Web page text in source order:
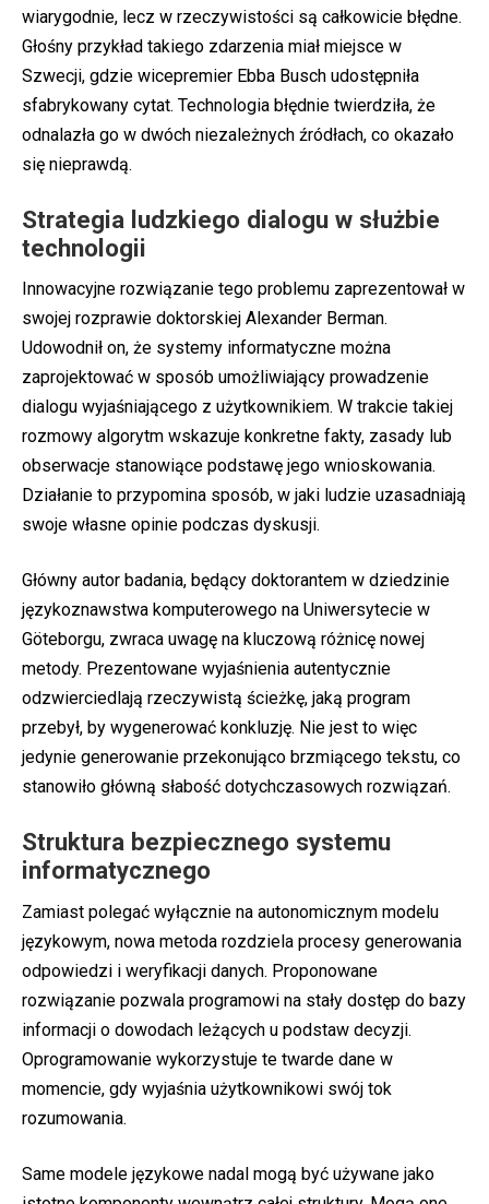
wiarygodnie, lecz w rzeczywistości są całkowicie błędne.
Głośny przykład takiego zdarzenia miał miejsce w
Szwecji, gdzie wicepremier Ebba Busch udostępniła
sfabrykowany cytat. Technologia błędnie twierdziła, że
odnalazła go w dwóch niezależnych źródłach, co okazało
się nieprawdą.
Strategia ludzkiego dialogu w służbie
technologii
Innowacyjne rozwiązanie tego problemu zaprezentował w
swojej rozprawie doktorskiej Alexander Berman.
Udowodnił on, że systemy informatyczne można
zaprojektować w sposób umożliwiający prowadzenie
dialogu wyjaśniającego z użytkownikiem. W trakcie takiej
rozmowy algorytm wskazuje konkretne fakty, zasady lub
obserwacje stanowiące podstawę jego wnioskowania.
Działanie to przypomina sposób, w jaki ludzie uzasadniają
swoje własne opinie podczas dyskusji.
Główny autor badania, będący doktorantem w dziedzinie
językoznawstwa komputerowego na Uniwersytecie w
Göteborgu, zwraca uwagę na kluczową różnicę nowej
metody. Prezentowane wyjaśnienia autentycznie
odzwierciedlają rzeczywistą ścieżkę, jaką program
przebył, by wygenerować konkluzję. Nie jest to więc
jedynie generowanie przekonująco brzmiącego tekstu, co
stanowiło główną słabość dotychczasowych rozwiązań.
Struktura bezpiecznego systemu
informatycznego
Zamiast polegać wyłącznie na autonomicznym modelu
językowym, nowa metoda rozdziela procesy generowania
odpowiedzi i weryfikacji danych. Proponowane
rozwiązanie pozwala programowi na stały dostęp do bazy
informacji o dowodach leżących u podstaw decyzji.
Oprogramowanie wykorzystuje te twarde dane w
momencie, gdy wyjaśnia użytkownikowi swój tok
rozumowania.
Same modele językowe nadal mogą być używane jako